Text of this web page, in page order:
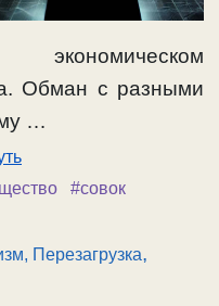
экономическом
Обман с разными
…
#совок
Перезагрузка,